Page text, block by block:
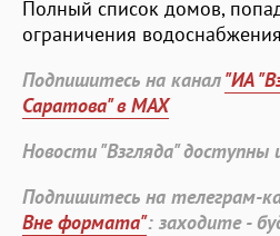
Полный список домов,
ограничения
Подпишитесь на канал"ИА
Саратова" в MAX
Новости "Взгляда" доступны
Подпишитесь на телеграм-
Вне формата": заходите -